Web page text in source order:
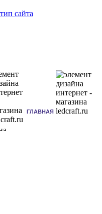
ГЛАВНАЯ